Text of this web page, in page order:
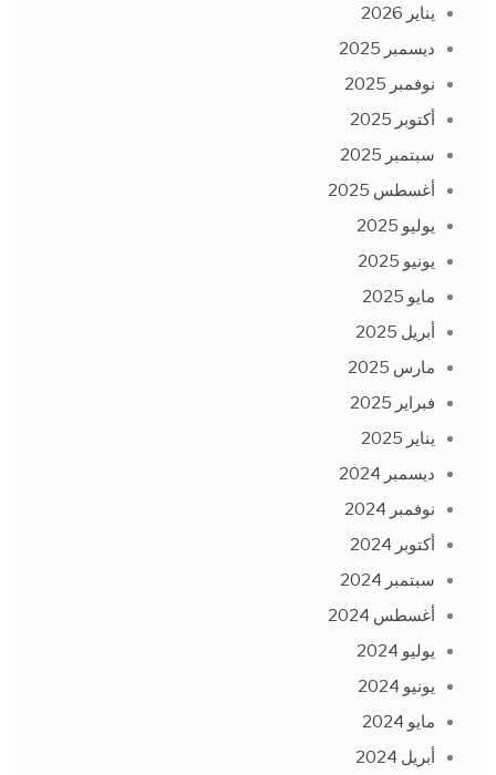
يناير 2026
ديسمبر 2025
نوفمبر 2025
أكتوبر 2025
سبتمبر 2025
أغسطس 2025
يوليو 2025
يونيو 2025
مايو 2025
أبريل 2025
مارس 2025
فبراير 2025
يناير 2025
ديسمبر 2024
نوفمبر 2024
أكتوبر 2024
سبتمبر 2024
أغسطس 2024
يوليو 2024
يونيو 2024
مايو 2024
أبريل 2024